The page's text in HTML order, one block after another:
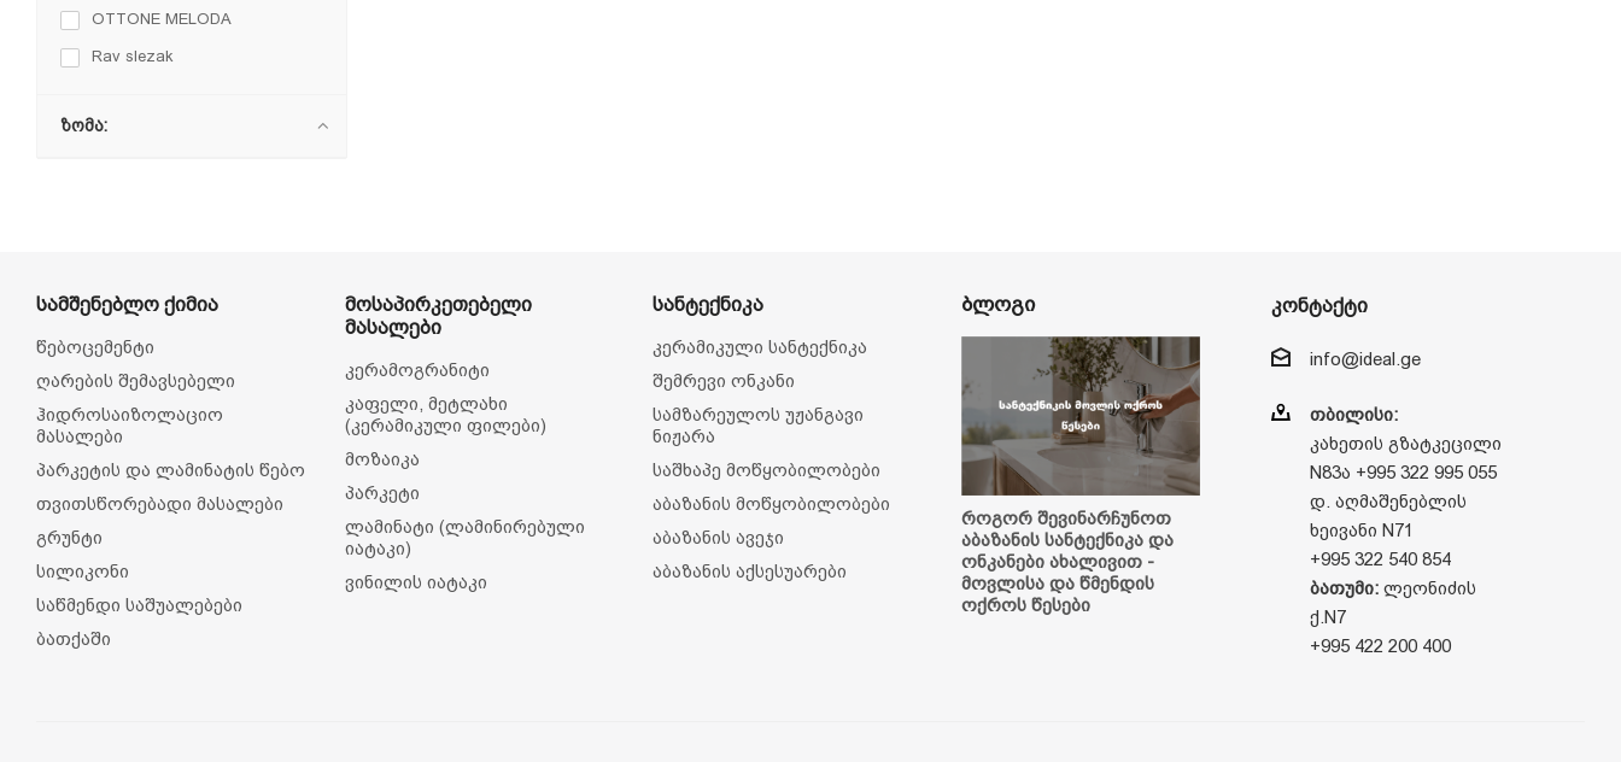
OTTONE MELODA
Rav slezak
ზომა:
სამშენებლო ქიმია
წებოცემენტი
ღარების შემავსებელი
ჰიდროსაიზოლაციო
მასალები
პარკეტის და ლამინატის წებო
თვითსწორებადი მასალები
გრუნტი
სილიკონი
საწმენდი საშუალებები
ბათქაში
მოსაპირკეთებელი
მასალები
კერამოგრანიტი
კაფელი, მეტლახი
(კერამიკული ფილები)
მოზაიკა
პარკეტი
ლამინატი (ლამინირებული
იატაკი)
ვინილის იატაკი
სანტექნიკა
კერამიკული სანტექნიკა
შემრევი ონკანი
სამზარეულოს უჟანგავი
ნიჟარა
საშხაპე მოწყობილობები
აბაზანის მოწყობილობები
აბაზანის ავეჯი
აბაზანის აქსესუარები
ბლოგი
როგორ შევინარჩუნოთ
აბაზანის სანტექნიკა და
ონკანები ახალივით -
მოვლისა და წმენდის
ოქროს წესები
კონტაქტი
info@ideal.ge
თბილისი:
კახეთის გზატკეცილი
N83ა +995 322 995 055
დ. აღმაშენებლის
ხეივანი N71
+995 322 540 854
ბათუმი:ლეონიძის
ქ.N7
+995 422 200 400